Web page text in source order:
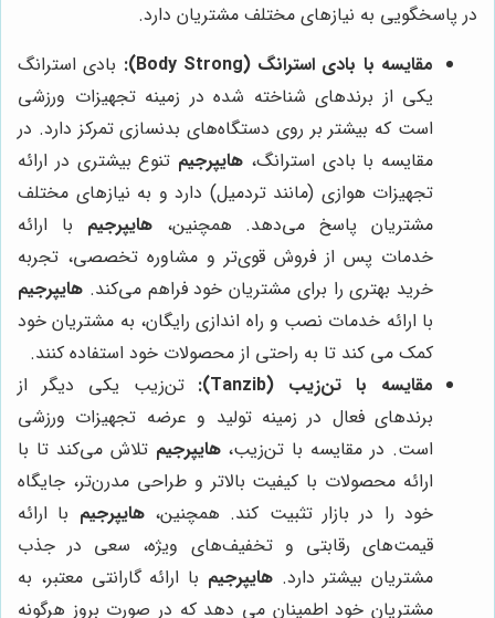
در پاسخگویی به نیازهای مختلف مشتریان دارد.
مقایسه با بادی استرانگ (Body Strong):
بادی استرانگ
یکی از برندهای شناخته شده در زمینه تجهیزات ورزشی
است که بیشتر بر روی دستگاه‌های بدنسازی تمرکز دارد. در
مقایسه با بادی استرانگ، هایپرجیم تنوع بیشتری در ارائه
تجهیزات هوازی (مانند تردمیل) دارد و به نیازهای مختلف
مشتریان پاسخ می‌دهد. همچنین،هایپرجیم با ارائه
خدمات پس از فروش قوی‌تر و مشاوره تخصصی، تجربه
خرید بهتری را برای مشتریان خود فراهم می‌کند. هایپرجیم
با ارائه خدمات نصب و راه اندازی رایگان، به مشتریان خود
کمک می کند تا به راحتی از محصولات خود استفاده کنند.
مقایسه با تن‌زیب (Tanzib):
تن‌زیب یکی دیگر از
برندهای فعال در زمینه تولید و عرضه تجهیزات ورزشی
است. در مقایسه با تن‌زیب،هایپرجیم تلاش می‌کند تا با
ارائه محصولات با کیفیت بالاتر و طراحی مدرن‌تر، جایگاه
خود را در بازار تثبیت کند. همچنین،هایپرجیم با ارائه
قیمت‌های رقابتی و تخفیف‌های ویژه، سعی در جذب
مشتریان بیشتر دارد.هایپرجیم با ارائه گارانتی معتبر، به
مشتریان خود اطمینان می دهد که در صورت بروز هرگونه